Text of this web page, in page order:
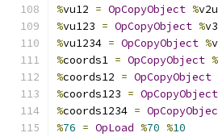
%vu12 = OpCopyObject %
%vu123 = OpCopyObject %
%vu1234 = OpCopyObject %
%coords1 = OpCopyObject %
%coords12 = OpCopyObject
%coords123 = OpCopyObject
%coords1234 =
%76 = OpLoad %70 %10